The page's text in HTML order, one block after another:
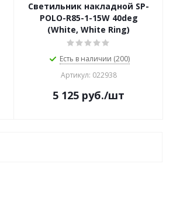
Светильник накладной SP-
POLO-R85-1-15W 40deg
(White, White Ring)
Есть в наличии (200)
Артикул: 022938
5 125 руб./шт